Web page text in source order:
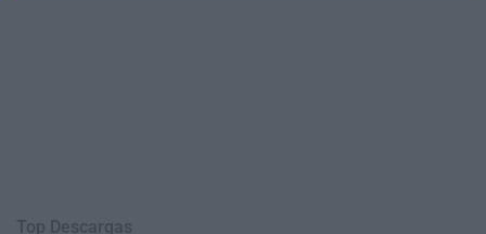
Top Descargas